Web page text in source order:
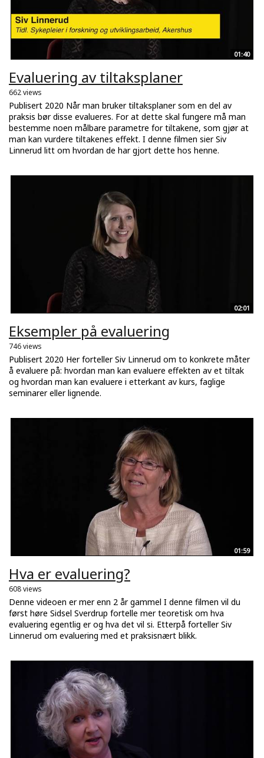
01:40
Evaluering av tiltaksplaner
662 views
Publisert 2020 Når man bruker tiltaksplaner som en del av
praksis bør disse evalueres. For at dette skal fungere må man
bestemme noen målbare parametre for tiltakene, som gjør at
man kan vurdere tiltakenes effekt. I denne filmen sier Siv
Linnerud litt om hvordan de har gjort dette hos henne.
02:01
Eksempler på evaluering
746 views
Publisert 2020 Her forteller Siv Linnerud om to konkrete måter
å evaluere på: hvordan man kan evaluere effekten av et tiltak
og hvordan man kan evaluere i etterkant av kurs, faglige
seminarer eller lignende.
01:59
Hva er evaluering?
608 views
Denne videoen er mer enn 2 år gammel I denne filmen vil du
først høre Sidsel Sverdrup fortelle mer teoretisk om hva
evaluering egentlig er og hva det vil si. Etterpå forteller Siv
Linnerud om evaluering med et praksisnært blikk.